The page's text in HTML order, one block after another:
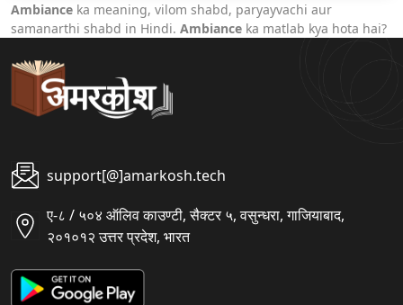
Ambiance ka meaning, vilom shabd, paryayvachi aur
samanarthi shabd in Hindi. Ambiance ka matlab kya hota hai?
support[@]amarkosh.tech
ए-८ / ५०४ ऑलिव काउण्टी, सैक्टर ५, वसुन्धरा, गाजियाबाद,
२०१०१२ उत्तर प्रदेश, भारत